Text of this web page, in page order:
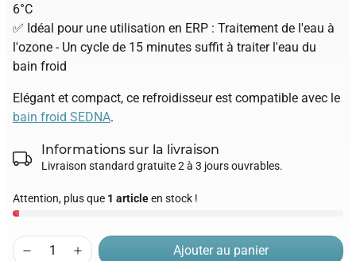
6°C
✅ Idéal pour une utilisation en ERP : Traitement de l'eau à
l'ozone - Un cycle de 15 minutes suffit à traiter l'eau du
bain froid
Elégant et compact, ce refroidisseur est compatible avec le
bain froid SEDNA.
Informations sur la livraison
Livraison standard gratuite 2 à 3 jours ouvrables.
Attention, plus que 1 articleen stock !
Ajouter au panier